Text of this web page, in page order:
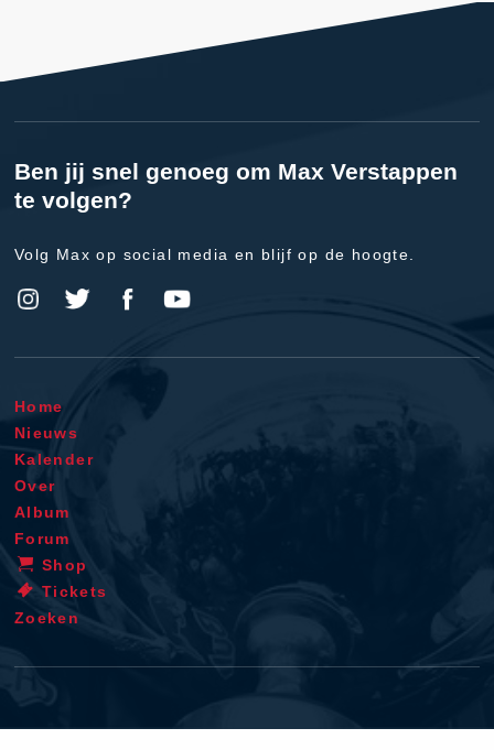
Ben jij snel genoeg om Max Verstappen
te volgen?
Volg Max op social media en blijf op de hoogte.
Home
Nieuws
Kalender
Over
Album
Forum
Shop
Tickets
Zoeken